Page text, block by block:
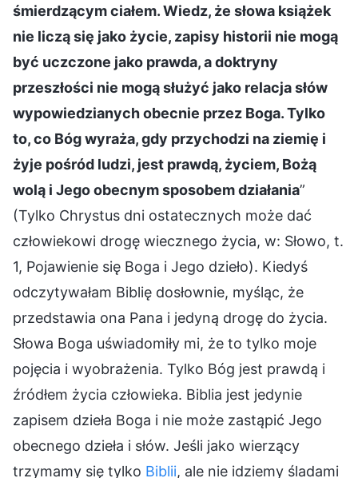
śmierdzącym ciałem. Wiedz, że słowa książek
nie liczą się jako życie, zapisy historii nie mogą
być uczczone jako prawda, a doktryny
przeszłości nie mogą służyć jako relacja słów
wypowiedzianych obecnie przez Boga. Tylko
to, co Bóg wyraża, gdy przychodzi na ziemię i
żyje pośród ludzi, jest prawdą, życiem, Bożą
wolą i Jego obecnym sposobem działania”
(Tylko Chrystus dni ostatecznych może dać
człowiekowi drogę wiecznego życia, w: Słowo, t.
1, Pojawienie się Boga i Jego dzieło). Kiedyś
odczytywałam Biblię dosłownie, myśląc, że
przedstawia ona Pana i jedyną drogę do życia.
Słowa Boga uświadomiły mi, że to tylko moje
pojęcia i wyobrażenia. Tylko Bóg jest prawdą i
źródłem życia człowieka. Biblia jest jedynie
zapisem dzieła Boga i nie może zastąpić Jego
obecnego dzieła i słów. Jeśli jako wierzący
trzymamy się tylko Biblii, ale nie idziemy śladami